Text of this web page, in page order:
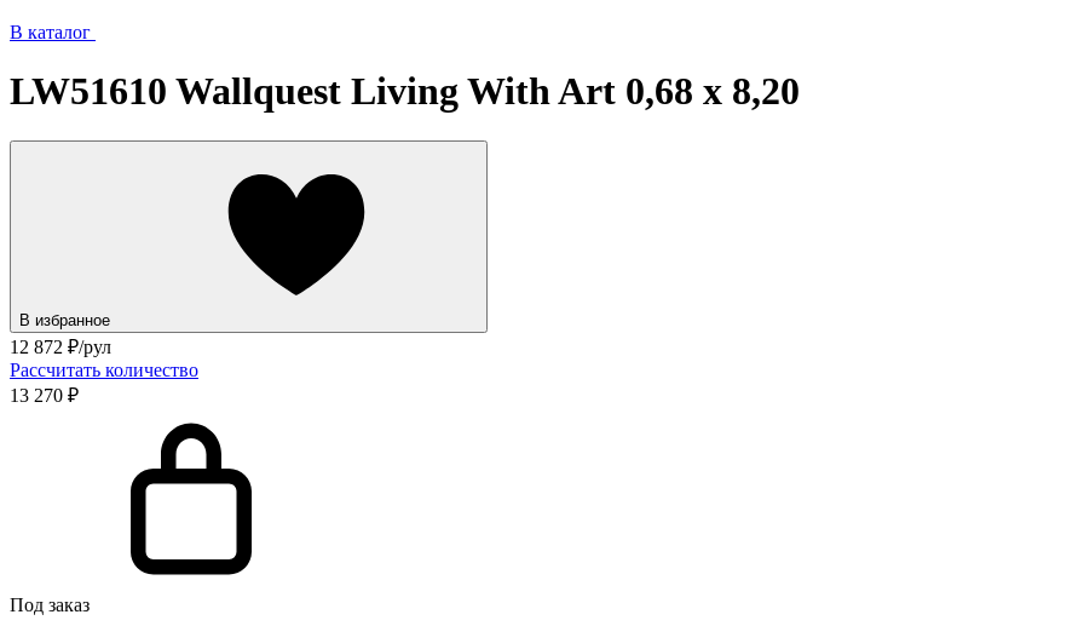
В каталог
LW51610 Wallquest Living With Art 0,68 x 8,20
В избранное
12 872 ₽/рул
Рассчитать количество
13 270 ₽
Под заказ